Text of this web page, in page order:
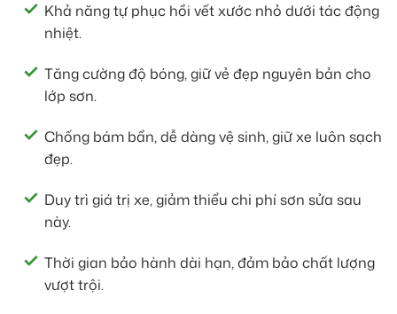
Khả năng tự phục hồi vết xước nhỏ dưới tác động
nhiệt.
Tăng cường độ bóng, giữ vẻ đẹp nguyên bản cho
lớp sơn.
Chống bám bẩn, dễ dàng vệ sinh, giữ xe luôn sạch
đẹp.
Duy trì giá trị xe, giảm thiểu chi phí sơn sửa sau
này.
Thời gian bảo hành dài hạn, đảm bảo chất lượng
vượt trội.